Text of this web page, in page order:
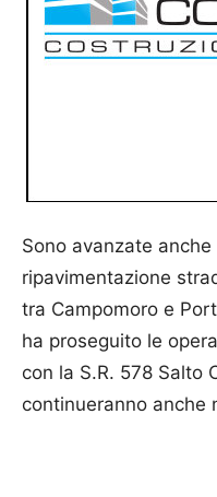
Sono avanzate
ripavimentazione
tra Campomoro e
ha proseguito le
con la S.R. 578 Salto
continueranno anche